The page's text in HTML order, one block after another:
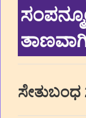
ಸೇತುಬಂಧ